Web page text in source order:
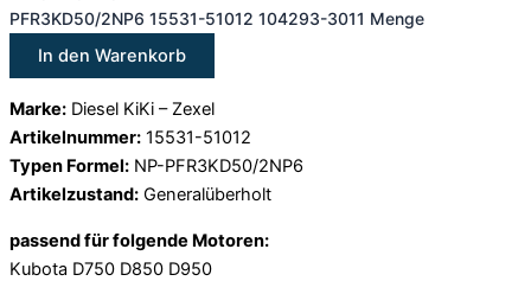
PFR3KD50/2NP6 15531-51012 104293-3011 Menge
In den Warenkorb
Marke: Diesel KiKi – Zexel
Artikelnummer: 15531-51012
Typen Formel: NP-PFR3KD50/2NP6
Artikelzustand: Generalüberholt
passend für folgende Motoren:
Kubota D750 D850 D950